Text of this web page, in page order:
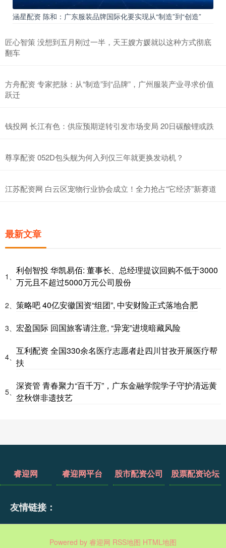
涵星配资 陈和：广东服装品牌国际化要实现从“制造”到“创造”
匠心智策 没想到五月刚过一半，天王嫂方媛就以这种方式彻底
翻车
方舟配资 专家把脉：从“制造”到“品牌”，广州服装产业寻求价值
跃迁
钱投网 长江有色：供应预期逆转引发市场变局 20日碳酸锂或跌
尊享配资 052D包头舰为何入列仅三年就更换发动机？
江苏配资网 白云区宠物行业协会成立！全力抢占“它经济”新赛道
最新文章
1、
利创智投 华凯易佰: 董事长、总经理提议回购不低于3000
万元且不超过5000万元公司股份
2、 策略吧 40亿安徽国资“组团”, 中安财险正式落地合肥
3、 宏盈国际 回国旅客请注意, “异宠”进境暗藏风险
4、
互利配资 全国330余名医疗志愿者赴四川甘孜开展医疗帮
扶
5、
深资管 青春聚力“百千万”，广东金融学院学子守护清远黄
坌秋饼非遗技艺
睿迎网 睿迎网平台 股市配资公司 股票配资论坛
友情链接：
Powered by 睿迎网 RSS地图 HTML地图